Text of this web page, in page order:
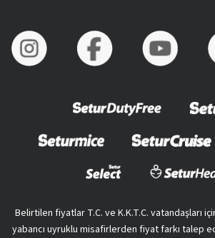
Belirtilen fiyatlar T.C. ve K.K.T.C. vatandaşları
yabancı uyruklu misafirlerden fiyat farkı talep